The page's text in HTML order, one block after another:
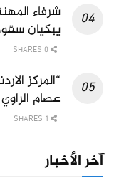
شرفاء
يبكيان
“المركز
عصام الراوي
آخر الأخبار